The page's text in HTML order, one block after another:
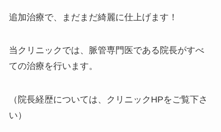
追加治療で、まだまだ綺麗に仕上げます！
当クリニックでは、脈管専門医である院長がすべ
ての治療を行います。
（院長経歴については、クリニックHPをご覧下さ
い）